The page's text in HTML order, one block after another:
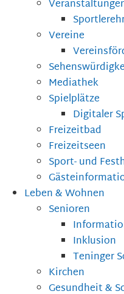
Vereine
Mediathek
Spielplätze
Digitaler
Freizeitbad
Freizeitseen
Sport- und
Leben & Wohnen
Senioren
Inklusion
Teninger
Kirchen
Gesundheit &